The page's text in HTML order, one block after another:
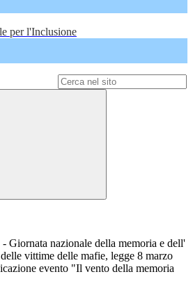
per l'Inclusione
nazionale della memoria e dell'
vittime delle mafie, legge 8 marzo
evento "Il vento della memoria